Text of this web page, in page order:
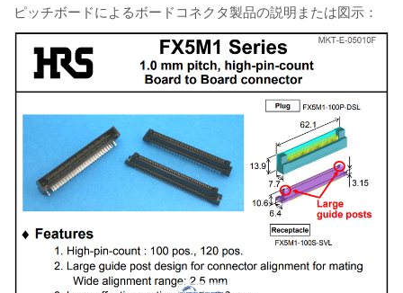
ピッチボードによるボードコネクタ製品の説明または図示：